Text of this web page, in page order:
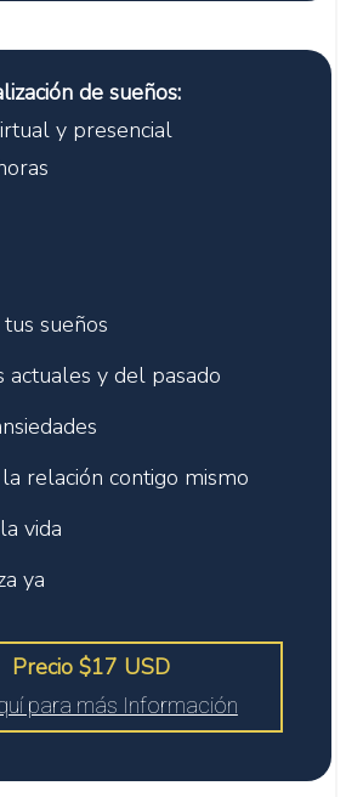
de sueños:
y presencial
sueños
actuales y del pasado
relación contigo mismo
vida
ya
Precio $17 USD
para más Información